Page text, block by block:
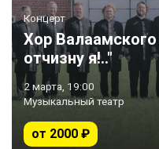
Концерт
Хор
отчизну я!.."
2 марта, 19:00
Музыкальный театр
от 2000 ₽